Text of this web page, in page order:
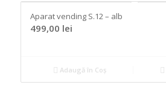
Aparat vending S.12 – alb
499,00 lei
Adaugă în Coș